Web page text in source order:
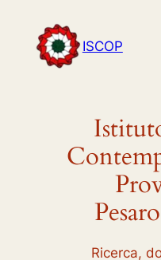
contenuto
ISCOP
Ricerca,